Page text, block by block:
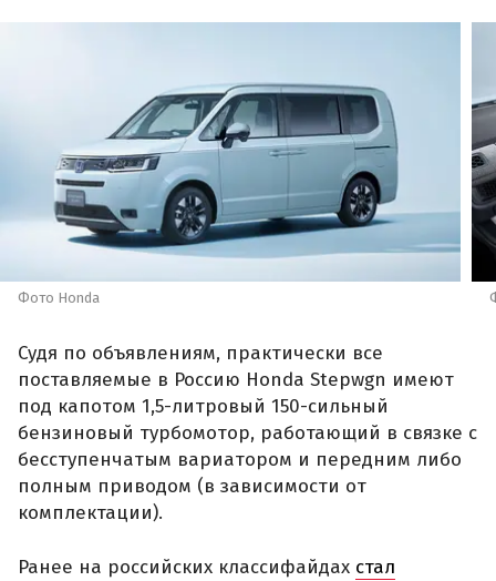
Фото Honda
Судя по объявлениям, практически все
поставляемые в Россию Honda Stepwgn имеют
под капотом 1,5-литровый 150-сильный
бензиновый турбомотор, работающий в связке с
бесступенчатым вариатором и передним либо
полным приводом (в зависимости от
комплектации).
Ранее на российских классифайдах стал